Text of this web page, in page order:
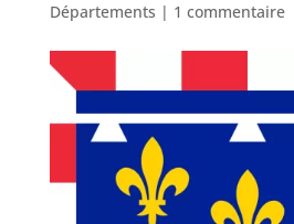
Départements | 1 commentaire